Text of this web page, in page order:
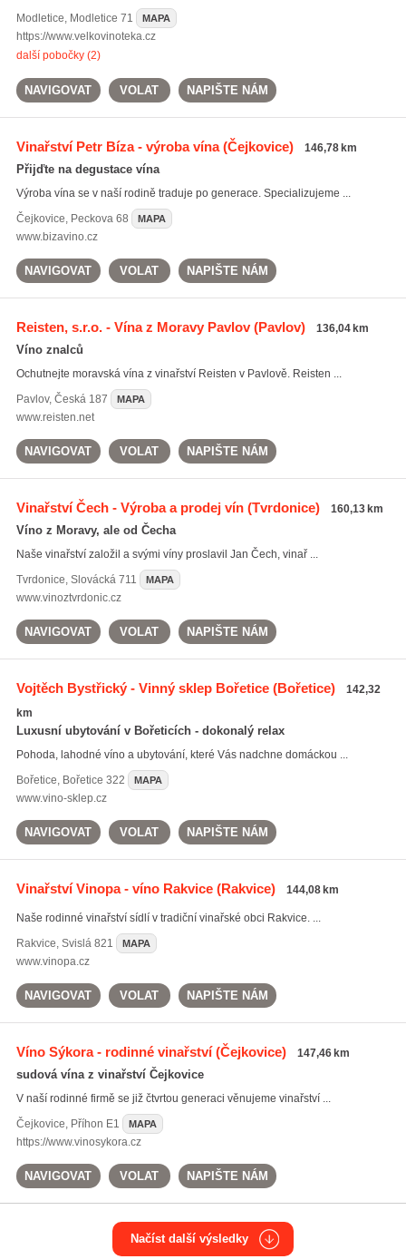
Modletice, Modletice 71 MAPA
https://www.velkovinoteka.cz
další pobočky (2)
NAVIGOVAT VOLAT NAPIŠTE NÁM
Vinařství Petr Bíza - výroba vína(Čejkovice) 146,78 km
Přijďte na degustace vína
Výroba vína se v naší rodině traduje po generace. Specializujeme ...
Čejkovice, Peckova 68 MAPA
www.bizavino.cz
NAVIGOVAT VOLAT NAPIŠTE NÁM
Reisten, s.r.o. - Vína z Moravy Pavlov(Pavlov) 136,04 km
Víno znalců
Ochutnejte moravská vína z vinařství Reisten v Pavlově. Reisten ...
Pavlov, Česká 187 MAPA
www.reisten.net
NAVIGOVAT VOLAT NAPIŠTE NÁM
Vinařství Čech - Výroba a prodej vín(Tvrdonice) 160,13 km
Víno z Moravy, ale od Čecha
Naše vinařství založil a svými víny proslavil Jan Čech, vinař ...
Tvrdonice, Slovácká 711 MAPA
www.vinoztvrdonic.cz
NAVIGOVAT VOLAT NAPIŠTE NÁM
Vojtěch Bystřický - Vinný sklep Bořetice(Bořetice)
142,32
km
Luxusní ubytování v Bořeticích - dokonalý relax
Pohoda, lahodné víno a ubytování, které Vás nadchne domáckou ...
Bořetice, Bořetice 322 MAPA
www.vino-sklep.cz
NAVIGOVAT VOLAT NAPIŠTE NÁM
Vinařství Vinopa - víno Rakvice(Rakvice) 144,08 km
Naše rodinné vinařství sídlí v tradiční vinařské obci Rakvice. ...
Rakvice, Svislá 821 MAPA
www.vinopa.cz
NAVIGOVAT VOLAT NAPIŠTE NÁM
Víno Sýkora - rodinné vinařství(Čejkovice) 147,46 km
sudová vína z vinařství Čejkovice
V naší rodinné firmě se již čtvrtou generaci věnujeme vinařství ...
Čejkovice, Příhon E1 MAPA
https://www.vinosykora.cz
NAVIGOVAT VOLAT NAPIŠTE NÁM
Načíst další výsledky